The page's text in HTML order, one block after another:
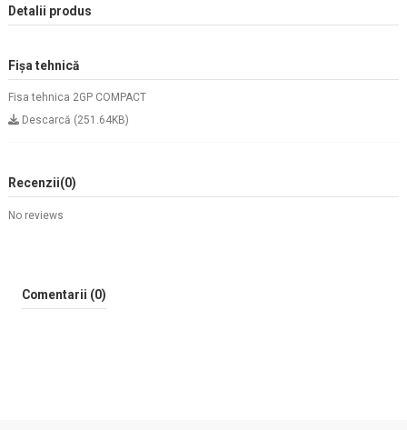
Detalii produs
Fișa tehnică
Fisa tehnica 2GP COMPACT
Descarcă (251.64KB)
Recenzii(0)
No reviews
Comentarii (0)